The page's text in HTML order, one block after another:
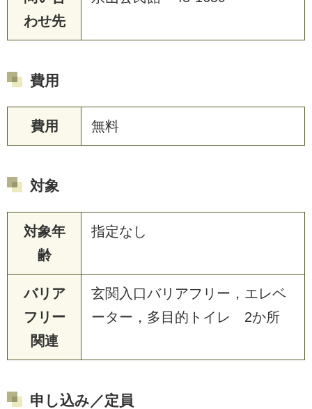
わせ先
費用
費用 無料
対象
対象年
齢
指定なし
バリア
フリー
関連
玄関入口バリアフリー，エレベ
ーター，多目的トイレ 2か所
申し込み／定員